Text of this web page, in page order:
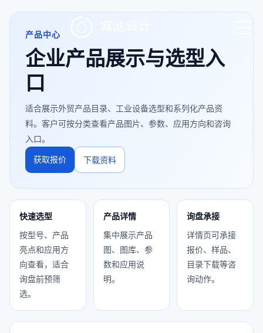
产品中心
企业产品展示与选型入
口
适合展示外贸产品目录、工业设备选型和系列化产品资
料。客户可按分类查看产品图片、参数、应用方向和咨询
入口。
获取报价
下载资料
快速选型
按型号、产品
亮点和应用方
向查看，适合
询盘前预筛
选。
产品详情
集中展示产品
图、图库、参
数和应用说
明。
询盘承接
详情页可承接
报价、样品、
目录下载等咨
询动作。